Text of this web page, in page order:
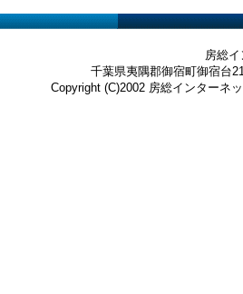
房総
千葉県夷隅郡御宿町御宿台
Copyright (C)2002 房総インターネ